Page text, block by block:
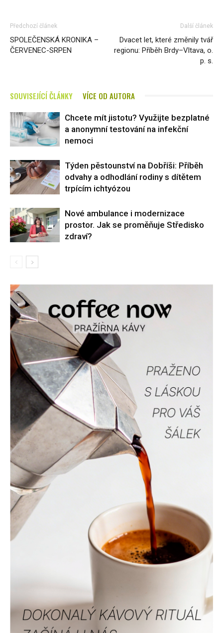
Předchozí článek
SPOLEČENSKÁ KRONIKA –
ČERVENEC-SRPEN
Další článek
Dvacet let, které změnily tvář
regionu: Příběh Brdy–Vltava, o.
p. s.
SOUVISEJÍCÍ ČLÁNKY VÍCE OD AUTORA
Chcete mít jistotu? Využijte bezplatné
a anonymní testování na infekční
nemoci
Týden pěstounství na Dobříši: Příběh
odvahy a odhodlání rodiny s dítětem
trpícím ichtyózou
Nové ambulance i modernizace
prostor. Jak se proměňuje Středisko
zdraví?